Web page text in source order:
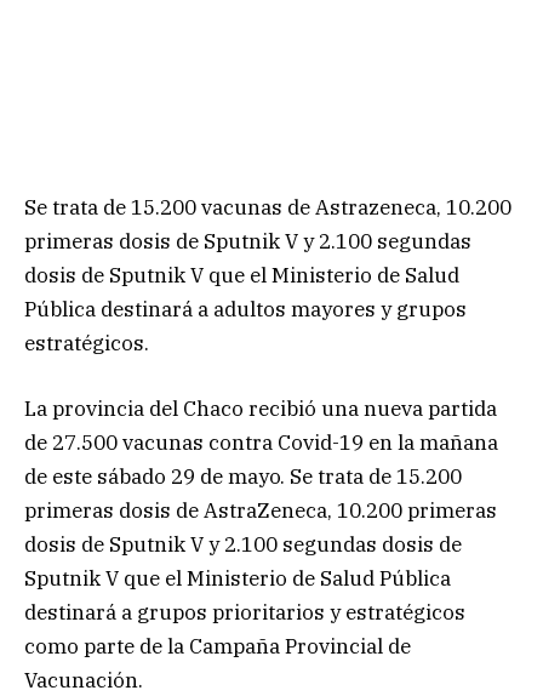
Se trata de 15.200 vacunas de Astrazeneca, 10.200
primeras dosis de Sputnik V y 2.100 segundas
dosis de Sputnik V que el Ministerio de Salud
Pública destinará a adultos mayores y grupos
estratégicos.
La provincia del Chaco recibió una nueva partida
de 27.500 vacunas contra Covid-19 en la mañana
de este sábado 29 de mayo. Se trata de 15.200
primeras dosis de AstraZeneca, 10.200 primeras
dosis de Sputnik V y 2.100 segundas dosis de
Sputnik V que el Ministerio de Salud Pública
destinará a grupos prioritarios y estratégicos
como parte de la Campaña Provincial de
Vacunación.